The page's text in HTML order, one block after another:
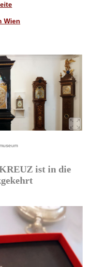
Wien
ist in die